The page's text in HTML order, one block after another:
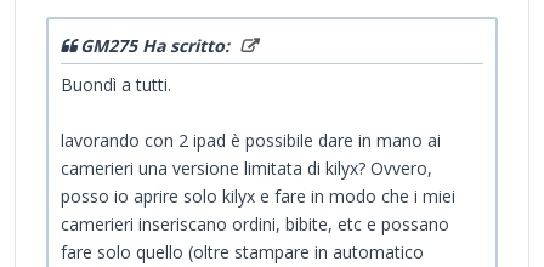
GM275 Ha scritto:
Buondì a tutti.
lavorando con 2 ipad è possibile dare in mano ai
camerieri una versione limitata di kilyx? Ovvero,
posso io aprire solo kilyx e fare in modo che i miei
camerieri inseriscano ordini, bibite, etc e possano
fare solo quello (oltre stampare in automatico